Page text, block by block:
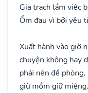
Gia trạch lắm việc
Ốm đau vì bởi yêu
Xuất hành vào giờ
chuyện không hay
phải nên đề
giữ mồm giữ